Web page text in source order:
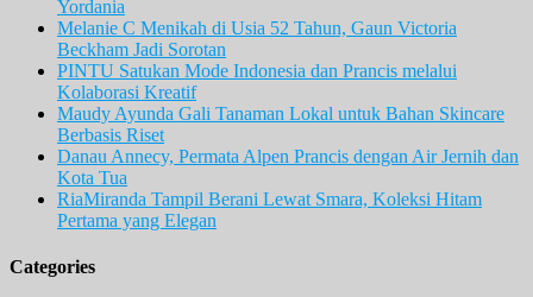
Yordania
Melanie C Menikah di Usia 52 Tahun, Gaun Victoria
Beckham Jadi Sorotan
PINTU Satukan Mode Indonesia dan Prancis melalui
Kolaborasi Kreatif
Maudy Ayunda Gali Tanaman Lokal untuk Bahan Skincare
Berbasis Riset
Danau Annecy, Permata Alpen Prancis dengan Air Jernih dan
Kota Tua
RiaMiranda Tampil Berani Lewat Smara, Koleksi Hitam
Pertama yang Elegan
Categories